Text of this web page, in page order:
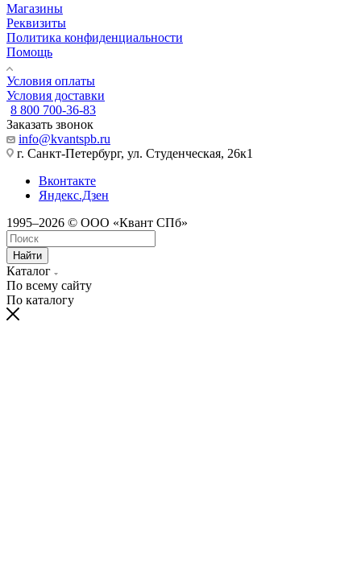
Магазины
Реквизиты
Политика конфиденциальности
Помощь
Условия оплаты
Условия доставки
8 800 700-36-83
Заказать звонок
info@kvantspb.ru
г. Санкт-Петербург, ул. Студенческая, 26к1
Вконтакте
Яндекс.Дзен
1995–2026 © ООО «Квант СПб»
Найти
Каталог
По всему сайту
По каталогу